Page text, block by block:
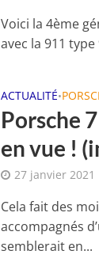
Voici la 4ème
avec la 911
ACTUALITÉ•
Porsche
en vue !
27 janvier 2021
Cela fait des
accompagnés
semblerait en...